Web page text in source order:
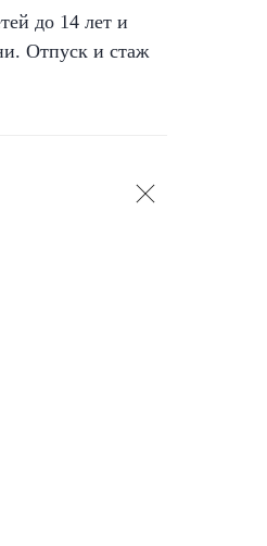
до 14 лет и
Отпуск и стаж